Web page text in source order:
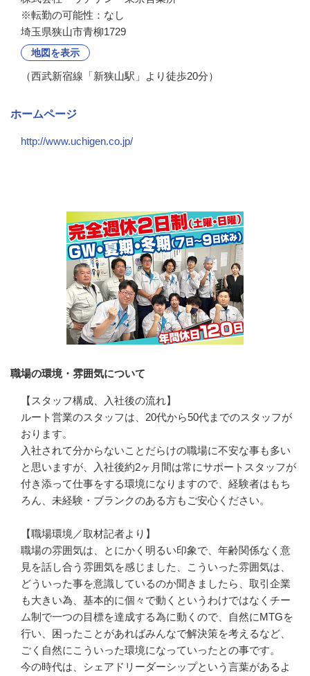
※転勤の可能性：なし
埼玉県狭山市青柳1729
地図を表示
（西武新宿線「新狭山駅」より徒歩20分）
ホームページ
http://www.uchigen.co.jp/
職場の環境・雰囲気について
【スタッフ構成、入社後の流れ】
ルート営業のスタッフは、20代から50代までのスタッフが
おります。
入社されて分からないことだらけの職場に不安な事も多い
と思いますが、入社後約2ヶ月間は常にサポートスタッフが
付き添って仕事をする環境になりますので、経験者はもち
ろん、未経験・ブランクのある方もご安心ください。
【職場環境／取材記者より】
職場の雰囲気は、とにかく明るい印象で、年齢関係なく意
見を話し合う雰囲気を感じました、こういった雰囲気は、
どういった事を意識しているのか聞きましたら、取引企業
も大きい為、基本的に個々で動くというわけではなくチー
ム制で一つの目標を達成する為に動くので、自然にMTGを
行い、困ったことがあればみんなで解決策を考えるなど、
ごく自然にこういった環境になっていったとの事です。
今の時代は、シェアドリーダーシップという言葉があるよ